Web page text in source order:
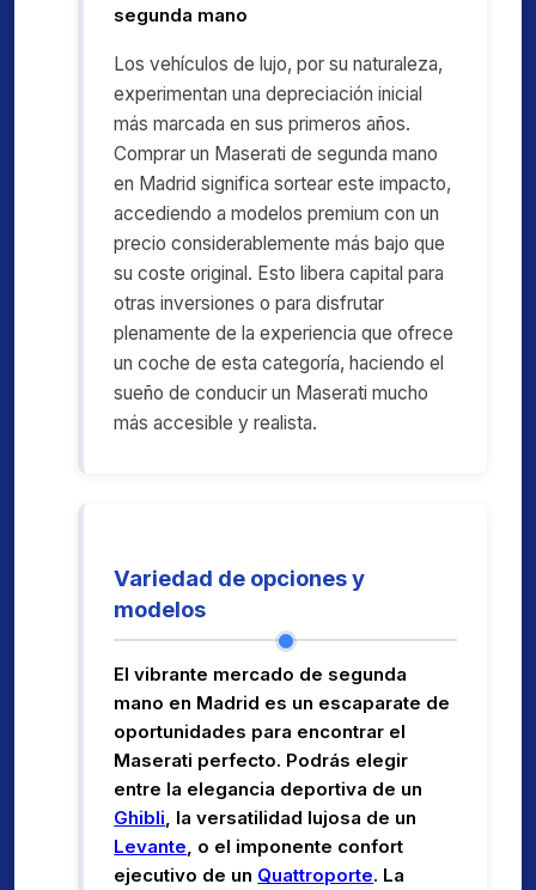
segunda mano
Los vehículos de lujo, por su naturaleza,
experimentan una depreciación inicial
más marcada en sus primeros años.
Comprar un Maserati de segunda mano
en Madrid significa sortear este impacto,
accediendo a modelos premium con un
precio considerablemente más bajo que
su coste original. Esto libera capital para
otras inversiones o para disfrutar
plenamente de la experiencia que ofrece
un coche de esta categoría, haciendo el
sueño de conducir un Maserati mucho
más accesible y realista.
Variedad de opciones y
modelos
El vibrante mercado de segunda
mano en Madrid es un escaparate de
oportunidades para encontrar el
Maserati perfecto. Podrás elegir
entre la elegancia deportiva de un
Ghibli , la versatilidad lujosa de un
Levante , o el imponente confort
ejecutivo de un Quattroporte. La